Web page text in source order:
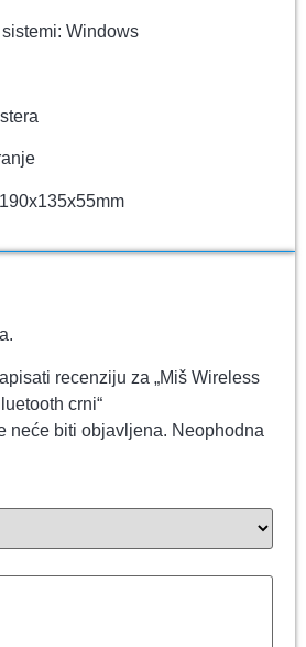
Windows
recenziju za „Miš Wireless
crni“
neće biti objavljena. Neophodna